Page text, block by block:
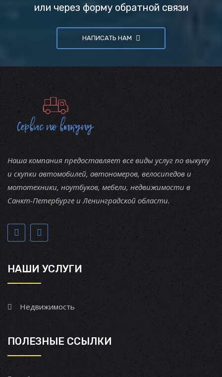
или через форму обратной связи
НАПИСАТЬ НАМ
Наша компания предоставляет все виды услуг по выкупу
и скупки автомобилей, автономеров, велосипедов и
мототехники, ноутбуков, мебели, недвижимости в
Санкт-Петербурге и Ленинградской области.
НАШИ УСЛУГИ
Недвижимость
ПОЛЕЗНЫЕ ССЫЛКИ